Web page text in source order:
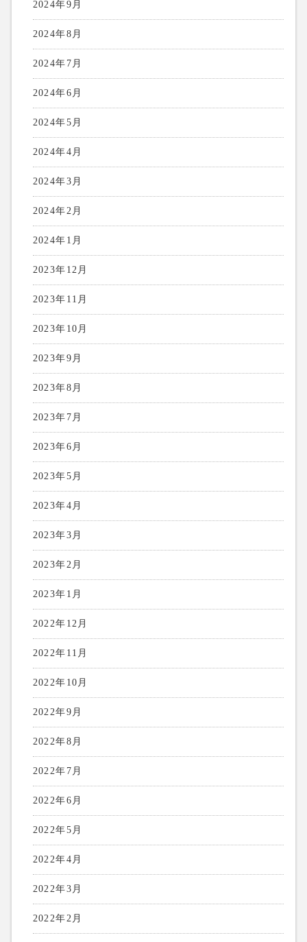
2024年9月
2024年8月
2024年7月
2024年6月
2024年5月
2024年4月
2024年3月
2024年2月
2024年1月
2023年12月
2023年11月
2023年10月
2023年9月
2023年8月
2023年7月
2023年6月
2023年5月
2023年4月
2023年3月
2023年2月
2023年1月
2022年12月
2022年11月
2022年10月
2022年9月
2022年8月
2022年7月
2022年6月
2022年5月
2022年4月
2022年3月
2022年2月